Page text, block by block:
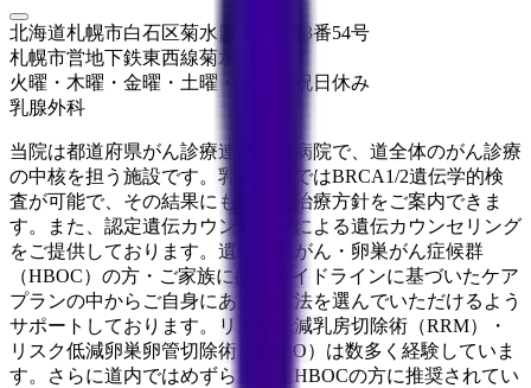
北海道札幌市白石区菊水四条2丁目3番54号
札幌市営地下鉄東西線菊水
火曜・木曜・金曜・土曜・日曜・祝日 休み
乳腺外科
当院は都道府県がん診療連携拠点病院で、道全体のがん診療
の中核を担う施設です。乳腺外科ではBRCA1/2遺伝学的検
査が可能で、その結果にもとづき治療方針をご案内できま
す。また、認定遺伝カウンセラーによる遺伝カウンセリング
をご提供しております。遺伝性乳がん・卵巣がん症候群
（HBOC）の方・ご家族には、ガイドラインに基づいたケア
プランの中からご自身にあった方法を選んでいただけるよう
サポートしております。リスク低減乳房切除術（RRM）・
リスク低減卵巣卵管切除術（RRSO）は数多く経験していま
す。さらに道内ではめずらしく、HBOCの方に推奨されてい